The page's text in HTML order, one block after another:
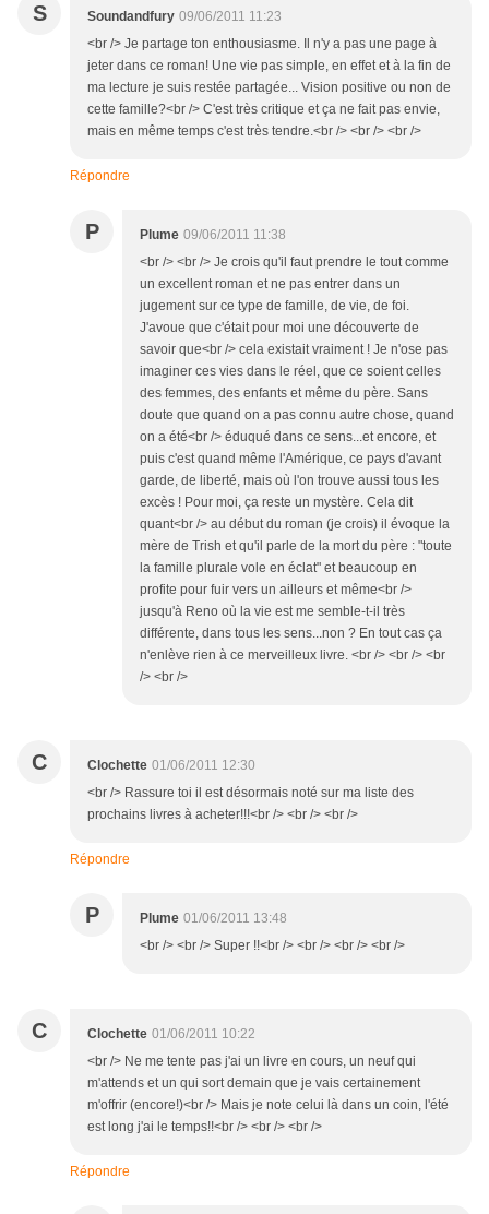
S Soundandfury 09/06/2011 11:23
<br /> Je partage ton enthousiasme. Il n'y a pas une page à
jeter dans ce roman! Une vie pas simple, en effet et à la fin de
ma lecture je suis restée partagée... Vision positive ou non de
cette famille?<br /> C'est très critique et ça ne fait pas envie,
mais en même temps c'est très tendre.<br /> <br /> <br />
Répondre
P Plume 09/06/2011 11:38
<br /> <br /> Je crois qu'il faut prendre le tout comme
un excellent roman et ne pas entrer dans un
jugement sur ce type de famille, de vie, de foi.
J'avoue que c'était pour moi une découverte de
savoir que<br /> cela existait vraiment ! Je n'ose pas
imaginer ces vies dans le réel, que ce soient celles
des femmes, des enfants et même du père. Sans
doute que quand on a pas connu autre chose, quand
on a été<br /> éduqué dans ce sens...et encore, et
puis c'est quand même l'Amérique, ce pays d'avant
garde, de liberté, mais où l'on trouve aussi tous les
excès ! Pour moi, ça reste un mystère. Cela dit
quant<br /> au début du roman (je crois) il évoque la
mère de Trish et qu'il parle de la mort du père : "toute
la famille plurale vole en éclat" et beaucoup en
profite pour fuir vers un ailleurs et même<br />
jusqu'à Reno où la vie est me semble-t-il très
différente, dans tous les sens...non ? En tout cas ça
n'enlève rien à ce merveilleux livre. <br /> <br /> <br
/> <br />
C Clochette 01/06/2011 12:30
<br /> Rassure toi il est désormais noté sur ma liste des
prochains livres à acheter!!!<br /> <br /> <br />
Répondre
P Plume 01/06/2011 13:48
<br /> <br /> Super !!<br /> <br /> <br /> <br />
C Clochette 01/06/2011 10:22
<br /> Ne me tente pas j'ai un livre en cours, un neuf qui
m'attends et un qui sort demain que je vais certainement
m'offrir (encore!)<br /> Mais je note celui là dans un coin, l'été
est long j'ai le temps!!<br /> <br /> <br />
Répondre